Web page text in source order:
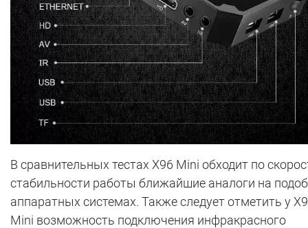
В сравнительных тестах X96 Mini обходит по
стабильности работы ближайшие аналоги на
аппаратных системах. Также следует отметить у
Mini возможность подключения инфракрасного